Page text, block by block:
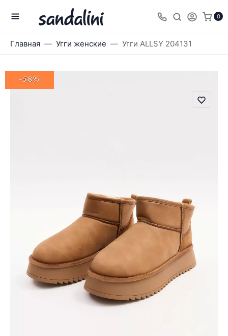
0
Главная Угги женские Угги ALLSY 204131
-58%